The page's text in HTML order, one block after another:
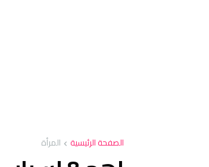
الصفحة الرئيسية المرأة